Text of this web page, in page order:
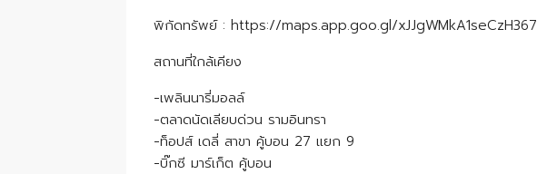
พิกัดทรัพย์ : https://maps.app.goo.gl/xJJgWMkA1seCzH367
สถานที่ใกล้เคียง
-เพลินนารี่มอลล์
-ตลาดนัดเลียบด่วน รามอินทรา
-ท็อปส์ เดลี่ สาขา คู้บอน 27 แยก 9
-บิ๊กซี มาร์เก็ต คู้บอน